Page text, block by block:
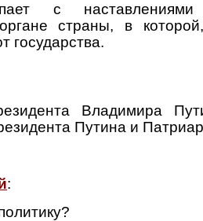
с
страны, в
государства.
Владимира
Путина и
: